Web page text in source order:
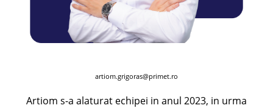
artiom.grigoras@primet.ro
Artiom s-a alaturat echipei in anul 2023, in urma